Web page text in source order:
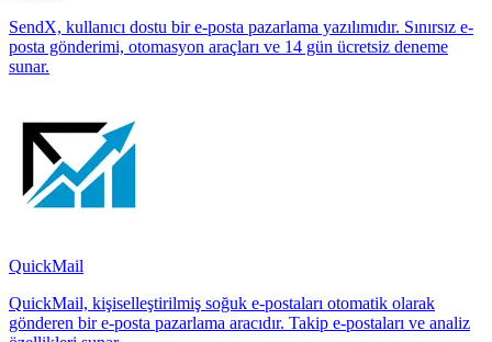
SendX, kullanıcı dostu bir e-posta pazarlama yazılımıdır. Sınırsız e-
posta gönderimi, otomasyon araçları ve 14 gün ücretsiz deneme
sunar.
QuickMail
QuickMail, kişiselleştirilmiş soğuk e-postaları otomatik olarak
gönderen bir e-posta pazarlama aracıdır. Takip e-postaları ve analiz